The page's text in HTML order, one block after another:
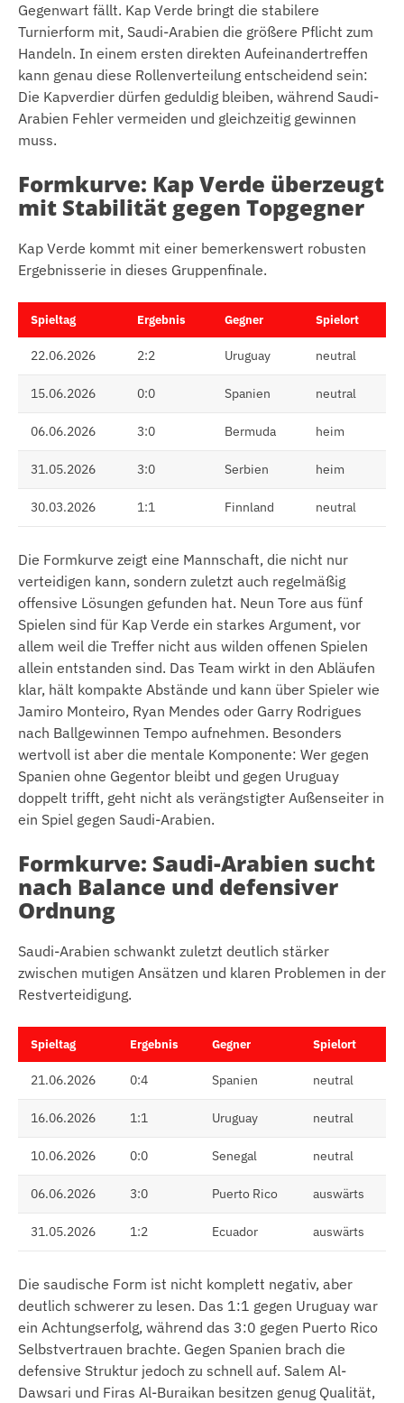
Gegenwart fällt. Kap Verde bringt die stabilere
Turnierform mit, Saudi-Arabien die größere Pflicht zum
Handeln. In einem ersten direkten Aufeinandertreffen
kann genau diese Rollenverteilung entscheidend sein:
Die Kapverdier dürfen geduldig bleiben, während Saudi-
Arabien Fehler vermeiden und gleichzeitig gewinnen
muss.
Formkurve: Kap Verde überzeugt
mit Stabilität gegen Topgegner
Kap Verde kommt mit einer bemerkenswert robusten
Ergebnisserie in dieses Gruppenfinale.
Spieltag Ergebnis Gegner Spielort
22.06.2026 2:2 Uruguay neutral
15.06.2026 0:0 Spanien neutral
06.06.2026 3:0 Bermuda heim
31.05.2026 3:0 Serbien heim
30.03.2026 1:1 Finnland neutral
Die Formkurve zeigt eine Mannschaft, die nicht nur
verteidigen kann, sondern zuletzt auch regelmäßig
offensive Lösungen gefunden hat. Neun Tore aus fünf
Spielen sind für Kap Verde ein starkes Argument, vor
allem weil die Treffer nicht aus wilden offenen Spielen
allein entstanden sind. Das Team wirkt in den Abläufen
klar, hält kompakte Abstände und kann über Spieler wie
Jamiro Monteiro, Ryan Mendes oder Garry Rodrigues
nach Ballgewinnen Tempo aufnehmen. Besonders
wertvoll ist aber die mentale Komponente: Wer gegen
Spanien ohne Gegentor bleibt und gegen Uruguay
doppelt trifft, geht nicht als verängstigter Außenseiter in
ein Spiel gegen Saudi-Arabien.
Formkurve: Saudi-Arabien sucht
nach Balance und defensiver
Ordnung
Saudi-Arabien schwankt zuletzt deutlich stärker
zwischen mutigen Ansätzen und klaren Problemen in der
Restverteidigung.
Spieltag Ergebnis Gegner Spielort
21.06.2026 0:4 Spanien neutral
16.06.2026 1:1 Uruguay neutral
10.06.2026 0:0 Senegal neutral
06.06.2026 3:0 Puerto Rico auswärts
31.05.2026 1:2 Ecuador auswärts
Die saudische Form ist nicht komplett negativ, aber
deutlich schwerer zu lesen. Das 1:1 gegen Uruguay war
ein Achtungserfolg, während das 3:0 gegen Puerto Rico
Selbstvertrauen brachte. Gegen Spanien brach die
defensive Struktur jedoch zu schnell auf. Salem Al-
Dawsari und Firas Al-Buraikan besitzen genug Qualität,